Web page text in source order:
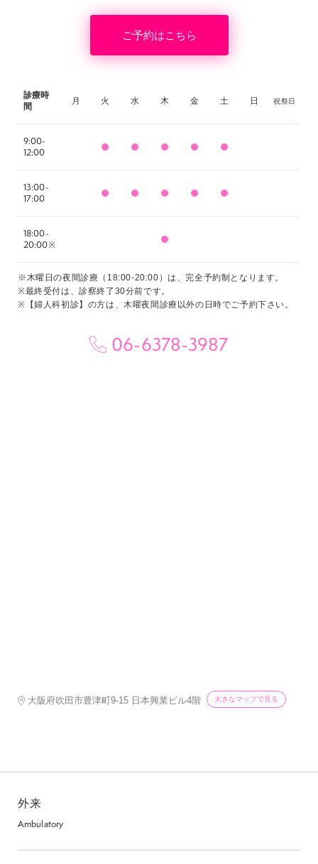
外来
Ambulatory
ご予約はこちら
診療時
間
月 火 水 木 金 土 日 祝祭日
9:00-
12:00
13:00-
17:00
18:00-
20:00※
※木曜日の夜間診療（18:00-20:00）は、完全予約制となります。
※最終受付は、診察終了30分前です。
※【婦人科初診】の方は、木曜夜間診療以外の日時でご予約下さい。
06-6378-3987
大阪府吹田市豊津町9-15 日本興業ビル4階 大きなマップで見る